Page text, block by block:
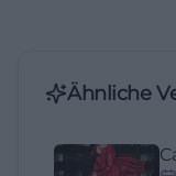
Ähnliche